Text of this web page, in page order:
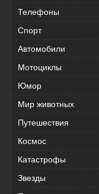
Телефоны
Спорт
Автомобили
Мотоциклы
Юмор
Мир животных
Путешествия
Космос
Катастрофы
Звезды